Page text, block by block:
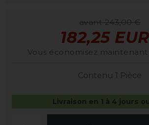
avant 243,00 €
182,25 EUR
Vous économisez maintenant
Contenu 1 Pièce
Livraison en 1 à 4 jours